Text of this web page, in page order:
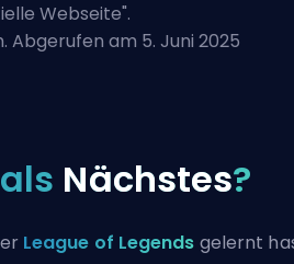
Webseite".
Abgerufen am 5. Juni 2025
Nächstes?
League of Legends gelernt